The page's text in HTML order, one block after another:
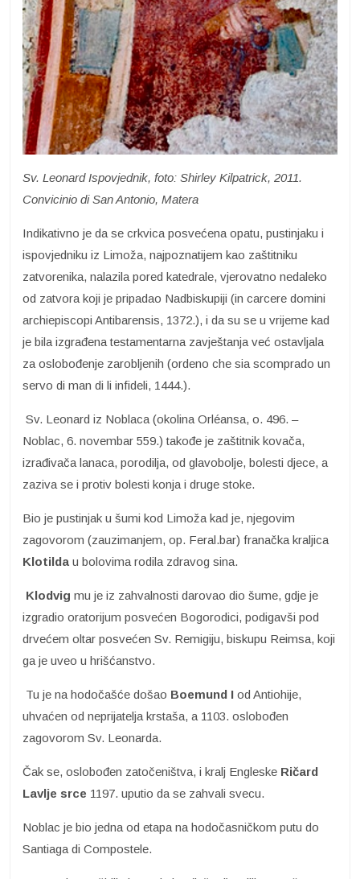
Sv. Leonard Ispovjednik, foto: Shirley Kilpatrick, 2011.
Convicinio di San Antonio, Matera
Indikativno je da se crkvica posvećena opatu, pustinjaku i
ispovjedniku iz Limoža, najpoznatijem kao zaštitniku
zatvorenika, nalazila pored katedrale, vjerovatno nedaleko
od zatvora koji je pripadao Nadbiskupiji (in carcere domini
archiepiscopi Antibarensis, 1372.), i da su se u vrijeme kad
je bila izgrađena testamentarna zavještanja već ostavljala
za oslobođenje zarobljenih (ordeno che sia scomprado un
servo di man di li infideli, 1444.).
Sv. Leonard iz Noblaca (okolina Orléansa, o. 496. –
Noblac, 6. novembar 559.) takođe je zaštitnik kovača,
izrađivača lanaca, porodilja, od glavobolje, bolesti djece, a
zaziva se i protiv bolesti konja i druge stoke.
Bio je pustinjak u šumi kod Limoža kad je, njegovim
zagovorom (zauzimanjem, op. Feral.bar) franačka kraljica
Klotilda u bolovima rodila zdravog sina.
Klodvig mu je iz zahvalnosti darovao dio šume, gdje je
izgradio oratorijum posvećen Bogorodici, podigavši pod
drvećem oltar posvećen Sv. Remigiju, biskupu Reimsa, koji
ga je uveo u hrišćanstvo.
Tu je na hodočašće došao Boemund I od Antiohije,
uhvaćen od neprijatelja krstaša, a 1103. oslobođen
zagovorom Sv. Leonarda.
Čak se, oslobođen zatočeništva, i kralj Engleske Ričard
Lavlje srce 1197. uputio da se zahvali svecu.
Noblac je bio jedna od etapa na hodočasničkom putu do
Santiaga di Compostele.